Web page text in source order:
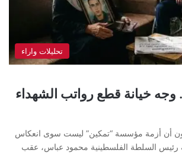
تحليلات واراء
خيانة قطع رواتب الشهداء
أن أزمة مؤسسة “تمكين” ليست سوى انعكاس
رئيس السلطة الفلسطينية محمود عباس، عقب